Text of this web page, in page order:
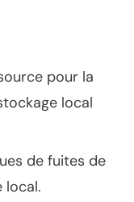
pour la
local
de fuites de
local.